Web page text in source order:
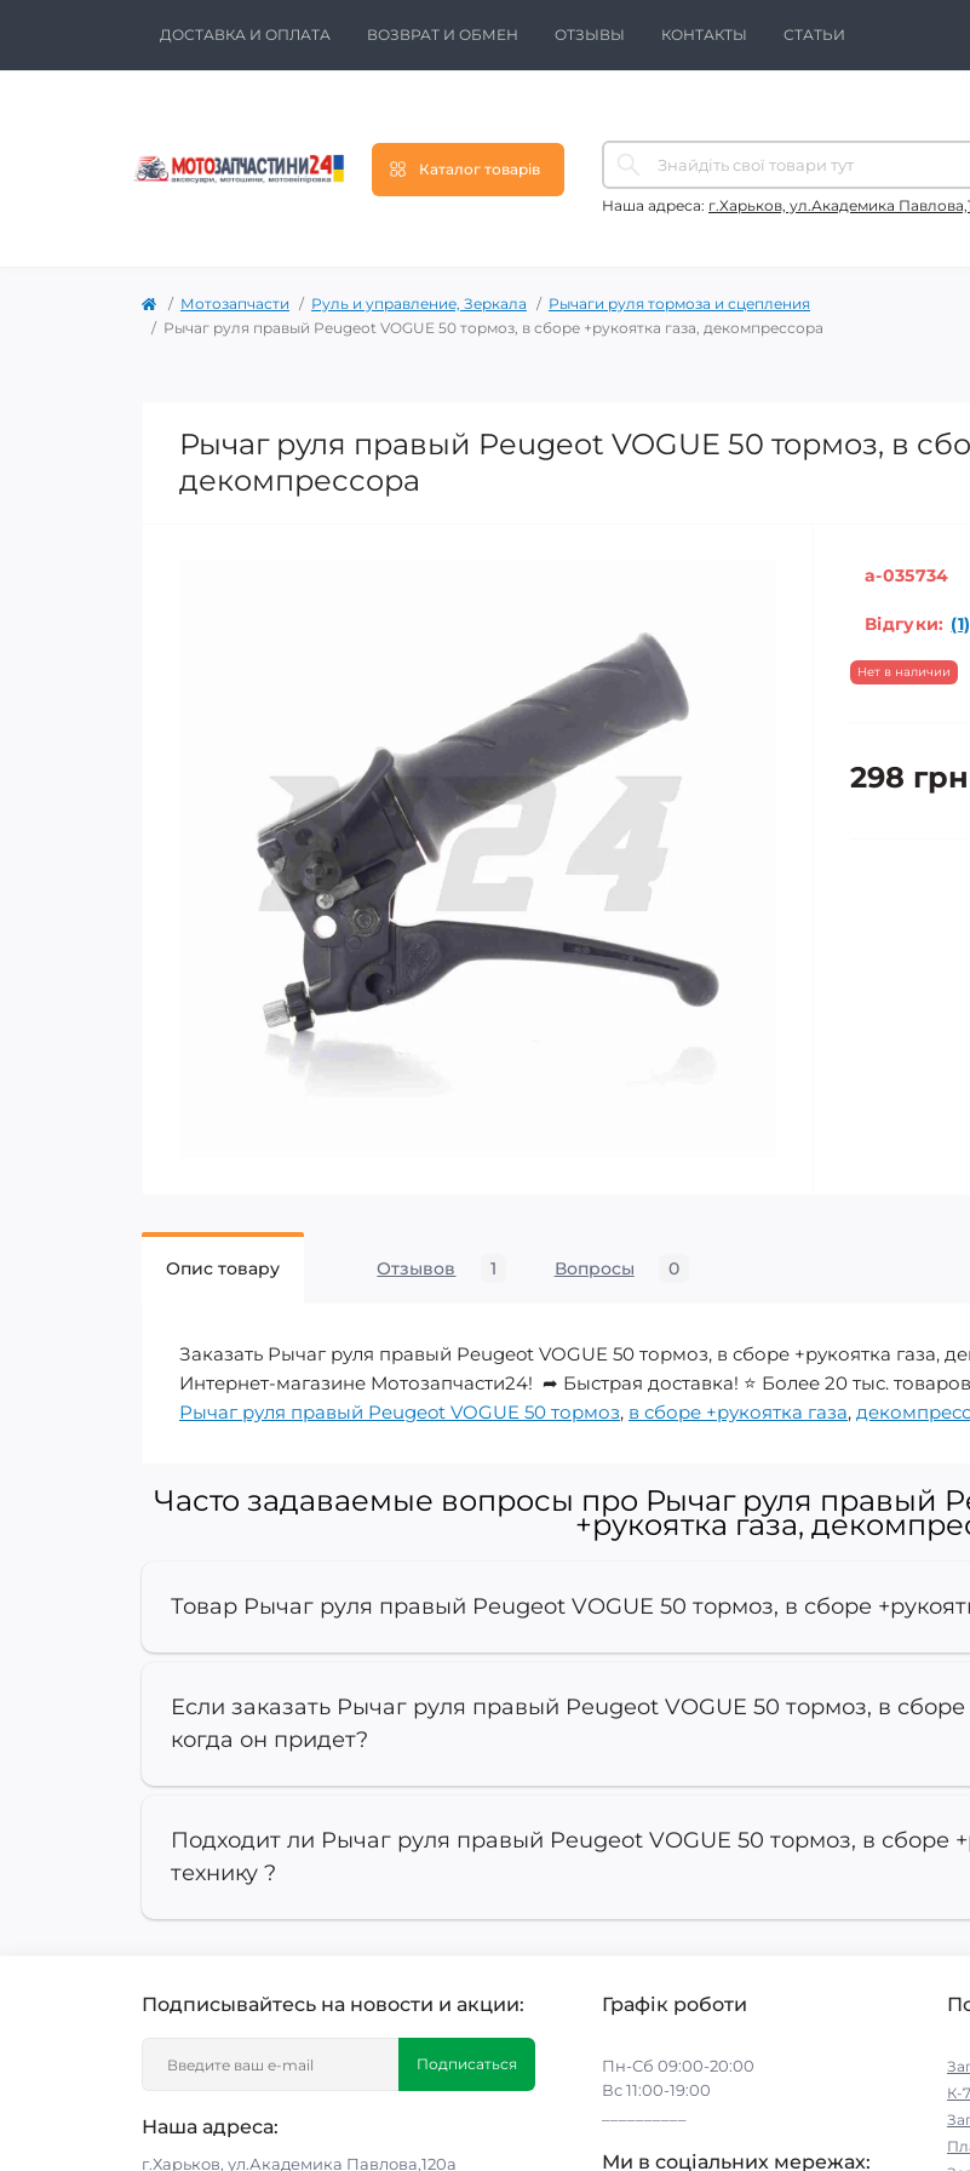
ДОСТАВКА И ОПЛАТА ВОЗВРАТ И ОБМЕН ОТЗЫВЫ КОНТАКТЫ СТАТЬИ
Каталог товарів
Наша адреса: г.Харьков, ул.Академика
Мотозапчасти Руль и управление, Зеркала
Рычаги руля тормоза и сцепления
Рычаг руля правый Peugeot VOGUE 50 тормоз, в сборе +рукоятка газа, декомпрессора
Рычаг руля правый Peugeot VOGUE 50 тормоз, в
декомпрессора
a-035734
Відгуки: (1)
Нет в наличии
298 грн
Опис товару Отзывов 1 Вопросы 0
Заказать Рычаг руля правый Peugeot VOGUE 50 тормоз, в сборе +рукоятка газа,
Интернет-магазине Мотозапчасти24! ➦ Быстрая доставка! ⭐ Более 20 тыс.
Рычаг руля правый Peugeot VOGUE 50 тормоз, в сборе +рукоятка газа,
Часто задаваемые вопросы про Рычаг руля правый
+рукоятка газа,
Товар Рычаг руля правый Peugeot VOGUE 50 тормоз, в сборе
Если заказать Рычаг руля правый Peugeot VOGUE 50 тормоз, в
когда он придет?
Подходит ли Рычаг руля правый Peugeot VOGUE 50 тормоз, в сборе
технику ?
Подписывайтесь на новости и акции:
Подписаться
Наша адреса:
г.Харьков, ул.Академика Павлова,120а
Графік роботи
Пн-Сб 09:00-20:00
Вс 11:00-19:00
Ми в соціальних мережах:
К-